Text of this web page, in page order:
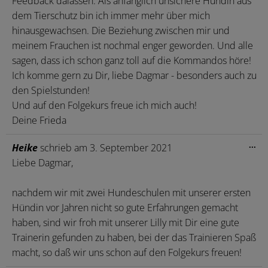
dem Tierschutz bin ich immer mehr über mich
hinausgewachsen. Die Beziehung zwischen mir und
meinem Frauchen ist nochmal enger geworden. Und alle
sagen, dass ich schon ganz toll auf die Kommandos höre!
Ich komme gern zu Dir, liebe Dagmar - besonders auch zu
den Spielstunden!
Und auf den Folgekurs freue ich mich auch!
Deine Frieda
Heike schrieb am 3. September 2021
Liebe Dagmar,
nachdem wir mit zwei Hundeschulen mit unserer ersten
Hündin vor Jahren nicht so gute Erfahrungen gemacht
haben, sind wir froh mit unserer Lilly mit Dir eine gute
Trainerin gefunden zu haben, bei der das Trainieren Spaß
macht, so daß wir uns schon auf den Folgekurs freuen!
...